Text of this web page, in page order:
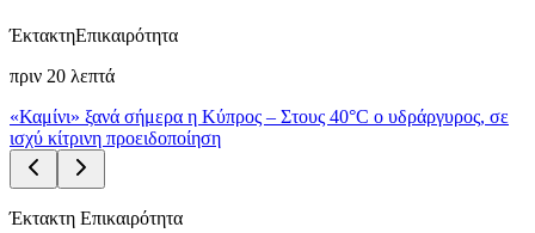
ΈκτακτηΕπικαιρότητα
πριν 20 λεπτά
«Καμίνι» ξανά σήμερα η Κύπρος – Στους 40°C ο υδράργυρος, σε
ισχύ κίτρινη προειδοποίηση
Έκτακτη Επικαιρότητα